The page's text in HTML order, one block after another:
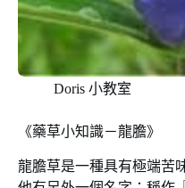
Doris 小教室
《藥草小知識－龍膽》
龍膽草是一種具有極端苦